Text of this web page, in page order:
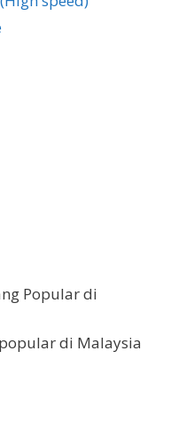
Popular di
di Malaysia